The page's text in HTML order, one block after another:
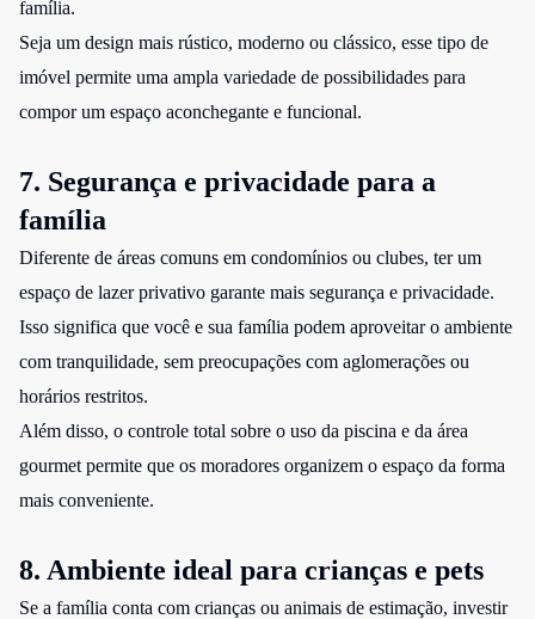
família.
Seja um design mais rústico, moderno ou clássico, esse tipo de
imóvel permite uma ampla variedade de possibilidades para
compor um espaço aconchegante e funcional.
7. Segurança e privacidade para a
família
Diferente de áreas comuns em condomínios ou clubes, ter um
espaço de lazer privativo garante mais segurança e privacidade.
Isso significa que você e sua família podem aproveitar o ambiente
com tranquilidade, sem preocupações com aglomerações ou
horários restritos.
Além disso, o controle total sobre o uso da piscina e da área
gourmet permite que os moradores organizem o espaço da forma
mais conveniente.
8. Ambiente ideal para crianças e pets
Se a família conta com crianças ou animais de estimação, investir